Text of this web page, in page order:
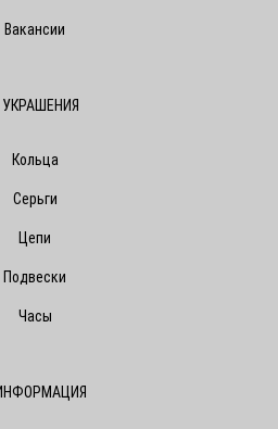
Вакансии
УКРАШЕНИЯ
Кольца
Серьги
Цепи
Подвески
Часы